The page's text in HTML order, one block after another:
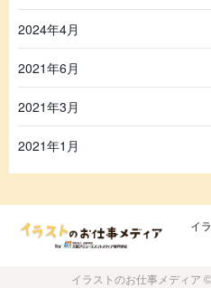
2024年4月
2021年6月
2021年3月
2021年1月
イ
イラストのお仕事メディア